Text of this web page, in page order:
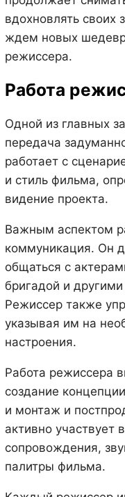
вдохновлять своих
ждем новых
режиссера.
Работа
Одной из главных
передача
работает с
и стиль фильма,
видение проекта.
Важным аспектом
коммуникация. Он
общаться с
бригадой и
Режиссер также
указывая им на
настроения.
Работа режиссера
создание
и монтаж и
активно участвует
сопровождения,
палитры фильма.